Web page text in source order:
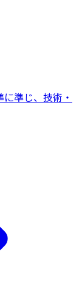
に準じ、技術・